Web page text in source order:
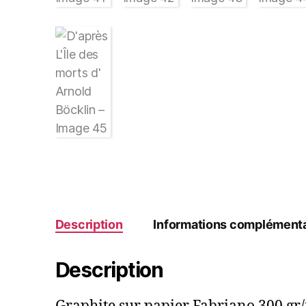
Description Informations
Description